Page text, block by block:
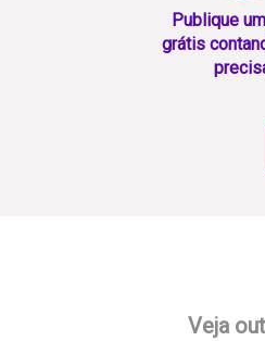
Publique
grátis
Veja